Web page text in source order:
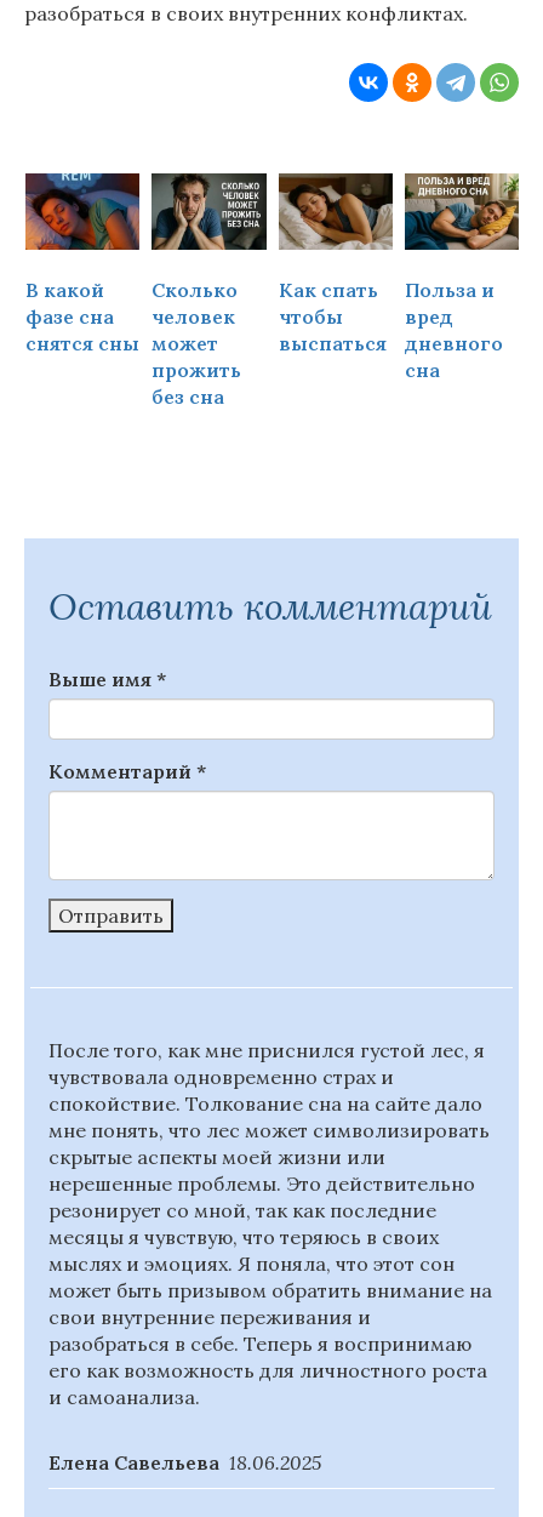
разобраться в своих внутренних конфликтах.
В какой
фазе сна
снятся сны
Сколько
человек
может
прожить
без сна
Как спать
чтобы
выспаться
Польза и
вред
дневного
сна
Оставить комментарий
Выше имя *
Комментарий *
Отправить
После того, как мне приснился густой лес, я
чувствовала одновременно страх и
спокойствие. Толкование сна на сайте дало
мне понять, что лес может символизировать
скрытые аспекты моей жизни или
нерешенные проблемы. Это действительно
резонирует со мной, так как последние
месяцы я чувствую, что теряюсь в своих
мыслях и эмоциях. Я поняла, что этот сон
может быть призывом обратить внимание на
свои внутренние переживания и
разобраться в себе. Теперь я воспринимаю
его как возможность для личностного роста
и самоанализа.
Елена Савельева 18.06.2025